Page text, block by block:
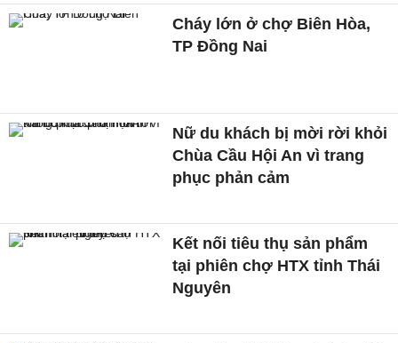
Cháy lớn ở chợ Biên Hòa,
TP Đồng Nai
Nữ du khách bị mời rời khỏi
Chùa Cầu Hội An vì trang
phục phản cảm
Kết nối tiêu thụ sản phẩm
tại phiên chợ HTX tỉnh Thái
Nguyên